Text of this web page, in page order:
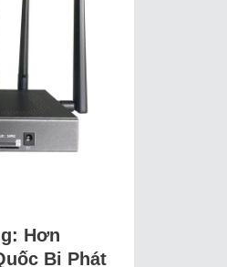
Hơn
Bị Phát